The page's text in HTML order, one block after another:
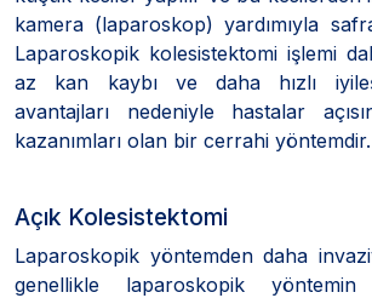
kamera (laparoskop) yardımıyla
Laparoskopik kolesistektomi işlemi
az kan kaybı ve daha hızlı
avantajları nedeniyle hastalar
kazanımları olan bir cerrahi yöntemdir.
Açık Kolesistektomi
Laparoskopik yöntemden daha
genellikle laparoskopik yöntemin